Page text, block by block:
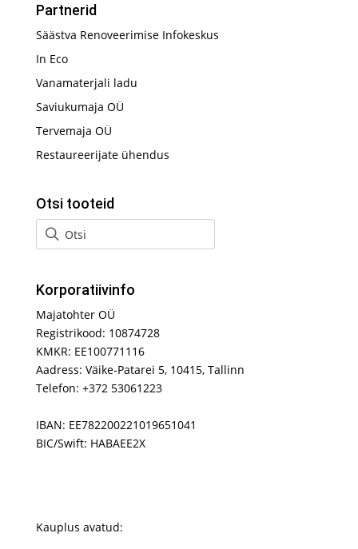
Partnerid
Säästva Renoveerimise Infokeskus
In Eco
Vanamaterjali ladu
Saviukumaja OÜ
Tervemaja OÜ
Restaureerijate ühendus
Otsi tooteid
Korporatiivinfo
Majatohter OÜ
Registrikood: 10874728
KMKR: EE100771116
Aadress: Väike-Patarei 5, 10415, Tallinn
Telefon: +372 53061223
IBAN: EE782200221019651041
BIC/Swift: HABAEE2X
Kauplus avatud: